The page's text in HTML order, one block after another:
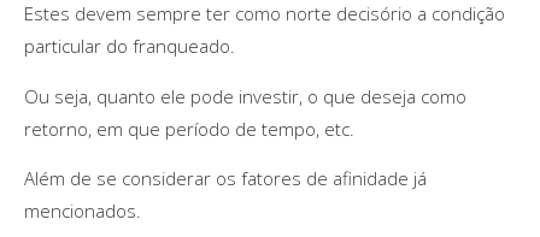
Estes devem sempre ter como norte decisório a condição
particular do franqueado.
Ou seja, quanto ele pode investir, o que deseja como
retorno, em que período de tempo, etc.
Além de se considerar os fatores de afinidade já
mencionados.